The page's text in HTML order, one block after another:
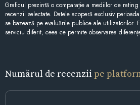
Graficul prezintă o comparație a mediilor de
recenzii selectate. Datele acoperă exclusiv
se bazează pe evaluările publice ale utilizatorilor.
serviciu diferit, ceea ce permite observarea
Numărul de recenzii pe